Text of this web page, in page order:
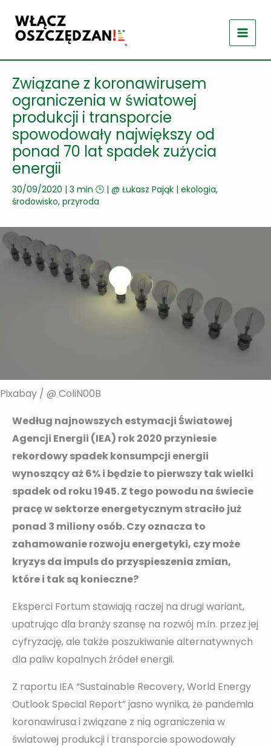
treści
Związane z koronawirusem
ograniczenia w światowej
produkcji i transporcie
spowodowały największy od
ponad 70 lat spadek zużycia
energii
30/09/2020 | 3 min 🕒 | @ Łukasz Pająk | ekologia,
środowisko, przyroda
Pixabay / @ ColiN00B
Według najnowszych estymacji Światowej
Agencji Energii (IEA) rok 2020 przyniesie
rekordowy spadek konsumpcji energii
wynoszący aż 6% i będzie to pierwszy tak wielki
spadek od roku 1945. Z tego powodu na świecie
pracę w sektorze energetycznym straciło już
ponad 3 miliony osób. Czy oznacza to
zahamowanie rozwoju energetyki, czy może
kryzys da impuls do przyspieszenia zmian,
które i tak są konieczne?
Eksperci Fortum stawiają raczej na drugi wariant,
upatrując dla branży szansę na rozwój m.in. przez jej
cyfryzację, ale także poszukiwanie alternatywnych
dla paliw kopalnych źródeł energii.
Z raportu IEA “Sustainable Recovery, World Energy
Outlook Special Report” jasno wynika, że pandemia
koronawirusa i związane z nią ograniczenia w
światowej produkcji i transporcie spowodowały